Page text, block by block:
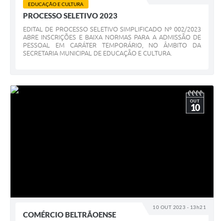
EDUCAÇÃO E CULTURA
PROCESSO SELETIVO 2023
EDITAL DE PROCESSO SELETIVO SIMPLIFICADO Nº 002/2023
ABRE INSCRIÇÕES E BAIXA NORMAS PARA A ADMISSÃO DE
PESSOAL EM CARÁTER TEMPORÁRIO, NO ÂMBITO DA
SECRETARIA MUNICIPAL DE EDUCAÇÃO E CULTURA.
10 OUT 2023 - 13h21
OUT
10
COMÉRCIO BELTRÃOENSE